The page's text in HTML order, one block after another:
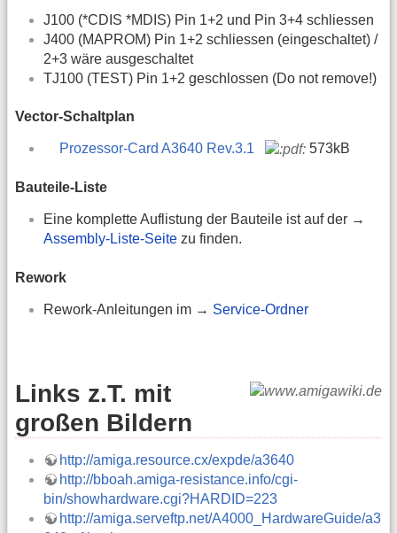
J100 (*CDIS *MDIS) Pin 1+2 und Pin 3+4 schliessen
J400 (MAPROM) Pin 1+2 schliessen (eingeschaltet) /
2+3 wäre ausgeschaltet
TJ100 (TEST) Pin 1+2 geschlossen (Do not remove!)
Vector-Schaltplan
Prozessor-Card A3640 Rev.3.1 573kB
Bauteile-Liste
Eine komplette Auflistung der Bauteile ist auf der →
Assembly-Liste-Seite zu finden.
Rework
Rework-Anleitungen im → Service-Ordner
Links z.T. mit
großen Bildern
http://amiga.resource.cx/expde/a3640
http://bboah.amiga-resistance.info/cgi-
bin/showhardware.cgi?HARDID=223
http://amiga.serveftp.net/A4000_HardwareGuide/a3